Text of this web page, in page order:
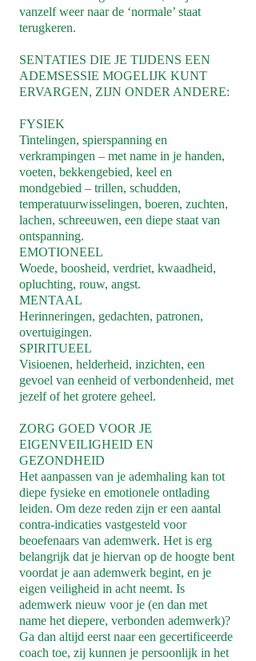
vanzelf weer naar de ‘normale’ staat
terugkeren.
SENTATIES DIE JE TIJDENS EEN
ADEMSESSIE MOGELIJK KUNT
ERVARGEN, ZIJN ONDER ANDERE:
FYSIEK
Tintelingen, spierspanning en
verkrampingen – met name in je handen,
voeten, bekkengebied, keel en
mondgebied – trillen, schudden,
temperatuurwisselingen, boeren, zuchten,
lachen, schreeuwen, een diepe staat van
ontspanning.
EMOTIONEEL
Woede, boosheid, verdriet, kwaadheid,
opluchting, rouw, angst.
MENTAAL
Herinneringen, gedachten, patronen,
overtuigingen.
SPIRITUEEL
Visioenen, helderheid, inzichten, een
gevoel van eenheid of verbondenheid, met
jezelf of het grotere geheel.
ZORG GOED VOOR JE
EIGENVEILIGHEID EN
GEZONDHEID
Het aanpassen van je ademhaling kan tot
diepe fysieke en emotionele ontlading
leiden. Om deze reden zijn er een aantal
contra-indicaties vastgesteld voor
beoefenaars van ademwerk. Het is erg
belangrijk dat je hiervan op de hoogte bent
voordat je aan ademwerk begint, en je
eigen veiligheid in acht neemt. Is
ademwerk nieuw voor je (en dan met
name het diepere, verbonden ademwerk)?
Ga dan altijd eerst naar een gecertificeerde
coach toe, zij kunnen je persoonlijk in het